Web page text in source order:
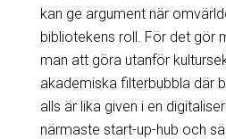
kan ge argument när
bibliotekens roll. För det gör
man att göra utanför
akademiska filterbubbla där
alls är lika given i en
närmaste start-up-hub och